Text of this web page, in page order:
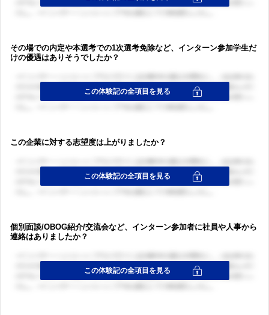
その場での内定や本選考での1次選考免除など、インターン参加学生だ
けの優遇はありそうでしたか？
この企業に対する志望度は上がりましたか？
個別面談/OBOG紹介/交流会など、インターン参加者に社員や人事から
連絡はありましたか？
ログイン・会員登録
ログイン・会員登録